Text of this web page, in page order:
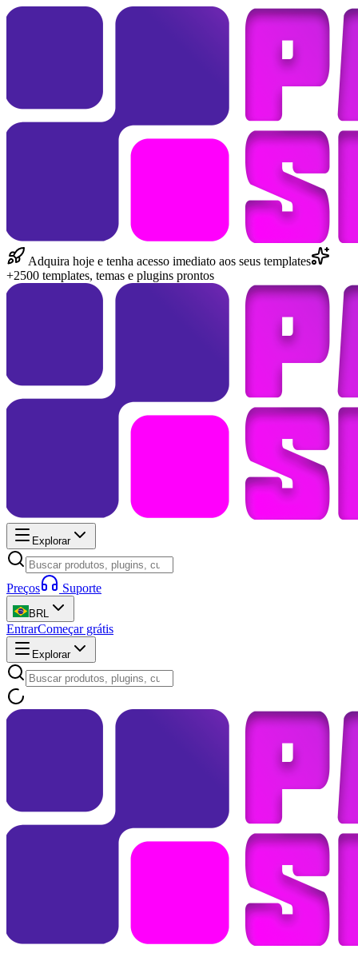
Adquira hoje e tenha acesso imediato aos seus templates
+2500 templates, temas e plugins prontos
Explorar
Preços Suporte
BRL
EntrarComeçar grátis
Explorar